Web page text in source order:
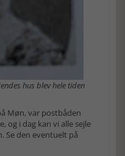
hus blev hele tiden
Møn, var postbåden
og i dag kan vi alle sejle
Se den eventuelt på